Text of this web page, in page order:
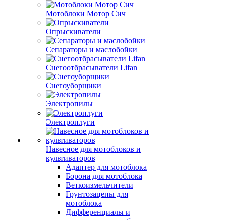
Мотоблоки Мотор Сич
Опрыскиватели
Сепараторы и маслобойки
Снегоотбрасыватели Lifan
Снегоуборщики
Электропилы
Электроплуги
Навесное для мотоблоков и
культиваторов
Адаптер для мотоблока
Борона для мотоблока
Веткоизмельчители
Грунтозацепы для
мотоблока
Дифференциалы и